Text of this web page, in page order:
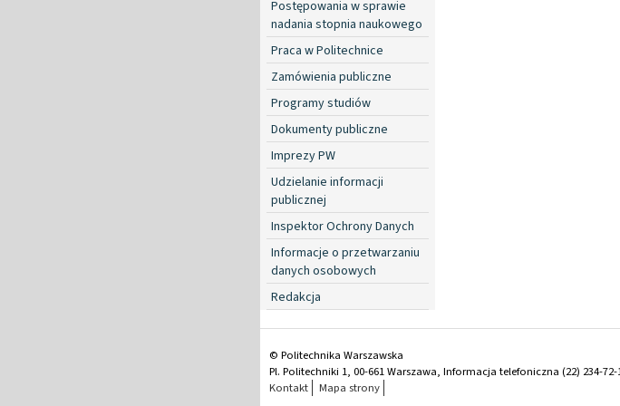
Postępowania w sprawie
nadania stopnia naukowego
Praca w Politechnice
Zamówienia publiczne
Programy studiów
Dokumenty publiczne
Imprezy PW
Udzielanie informacji
publicznej
Inspektor Ochrony Danych
Informacje o przetwarzaniu
danych osobowych
Redakcja
© Politechnika Warszawska
Pl. Politechniki 1, 00-661 Warszawa, Informacja telefoniczna (22) 234-72-
Kontakt
Mapa strony